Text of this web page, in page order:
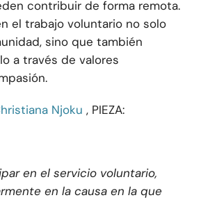
contribuir de forma remota.
el trabajo voluntario no solo
sino que también
a través de valores
Njoku , PIEZA:
en el servicio voluntario,
en la causa en la que